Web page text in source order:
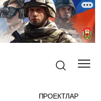
ПРОЕКТЛАР